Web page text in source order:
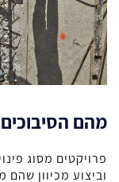
מהם הסיבוכים
פרויקטים מסוג
וביצוע מכיוון